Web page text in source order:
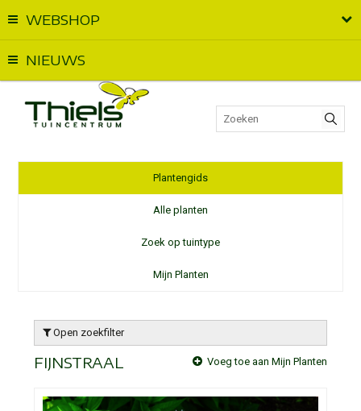
WEBSHOP
NIEUWS
Plantengids
Alle planten
Zoek op tuintype
Mijn Planten
Open zoekfilter
FIJNSTRAAL Voeg toe aan Mijn Planten